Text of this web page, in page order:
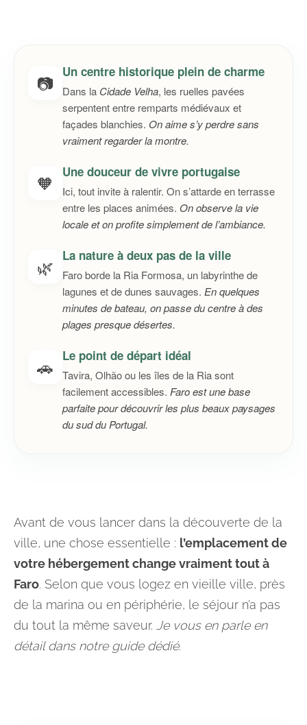
📷 Un centre historique plein de charme
Dans la Cidade Velha, les ruelles pavées
serpentent entre remparts médiévaux et
façades blanchies. On aime s’y perdre sans
vraiment regarder la montre.
🧡 Une douceur de vivre portugaise
Ici, tout invite à ralentir. On s’attarde en terrasse
entre les places animées. On observe la vie
locale et on profite simplement de l’ambiance.
🌿 La nature à deux pas de la ville
Faro borde la Ria Formosa, un labyrinthe de
lagunes et de dunes sauvages. En quelques
minutes de bateau, on passe du centre à des
plages presque désertes.
🚗 Le point de départ idéal
Tavira, Olhão ou les îles de la Ria sont
facilement accessibles. Faro est une base
parfaite pour découvrir les plus beaux paysages
du sud du Portugal.
Avant de vous lancer dans la découverte de la
ville, une chose essentielle : l’emplacement de
votre hébergement change vraiment tout à
Faro. Selon que vous logez en vieille ville, près
de la marina ou en périphérie, le séjour n’a pas
du tout la même saveur. Je vous en parle en
détail dans notre guide dédié.